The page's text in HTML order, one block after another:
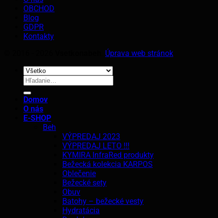
OBCHOD
Blog
GDPR
Kontakty
Úprava web stránok
Hľadať:
Domov
O nás
E-SHOP
Beh
VÝPREDAJ 2023
VÝPREDAJ LETO !!!
KYMIRA InfraRed produkty
Bežecká kolekcia KARPOS
Oblečenie
Bežecké sety
Obuv
Batohy – bežecké vesty
Hydratácia